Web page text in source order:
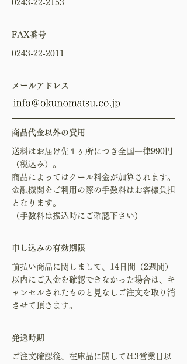
0243-22-2153
FAX番号
0243-22-2011
メールアドレス
商品代金以外の費用
送料はお届け先１ヶ所につき全国一律990円
（税込み）。
商品によってはクール料金が加算されます。
金融機関をご利用の際の手数料はお客様負担
となります。
（手数料は振込時にご確認下さい）
申し込みの有効期限
前払い商品に関しまして、14日間（2週間）
以内にご入金を確認できなかった場合は、キ
ャンセルされたものと見なしご注文を取り消
させて頂きます。
発送時期
ご注文確認後、在庫品に関しては3営業日以